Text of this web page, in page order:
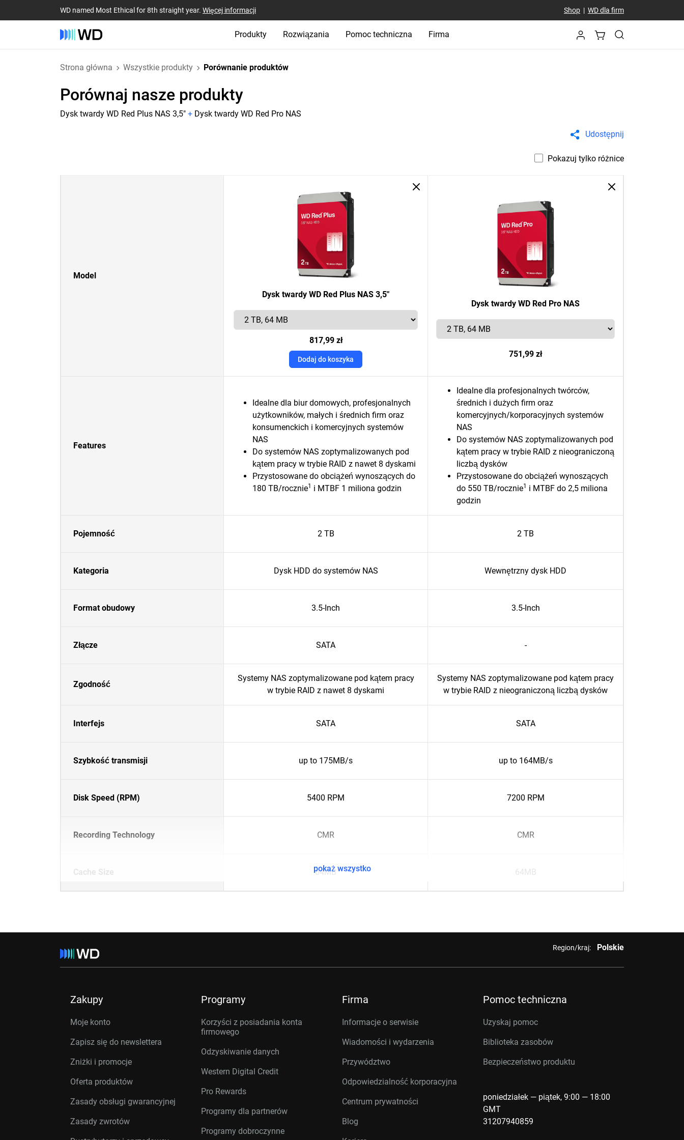
WD named Most Ethical for 8th straight year. Więcej informacji Shop| WD dla firm
Produkty Rozwiązania Pomoc techniczna Firma
Strona główna Wszystkie produkty Porównanie produktów
Porównaj nasze produkty
Dysk twardy WD Red Plus NAS 3,5" + Dysk twardy WD Red Pro NAS
Udostępnij
Pokazuj tylko różnice
Model
Dysk twardy WD Red Plus NAS 3,5"
817,99 zł
Dodaj do koszyka
Dysk twardy WD Red Pro NAS
751,99 zł
Features
Idealne dla biur domowych, profesjonalnych
użytkowników, małych i średnich firm oraz
konsumenckich i komercyjnych systemów
NAS
Do systemów NAS zoptymalizowanych pod
kątem pracy w trybie RAID z nawet 8 dyskami
Przystosowane do obciążeń wynoszących do
180 TB/rocznie1 i MTBF 1 miliona godzin
Idealne dla profesjonalnych twórców,
średnich i dużych firm oraz
komercyjnych/korporacyjnych systemów
NAS
Do systemów NAS zoptymalizowanych pod
kątem pracy w trybie RAID z nieograniczoną
liczbą dysków
Przystosowane do obciążeń wynoszących
do 550 TB/rocznie1 i MTBF do 2,5 miliona
godzin
Pojemność 2 TB 2 TB
Kategoria Dysk HDD do systemów NAS Wewnętrzny dysk HDD
Format obudowy 3.5-Inch 3.5-Inch
Złącze SATA -
Zgodność
Systemy NAS zoptymalizowane pod kątem pracy
w trybie RAID z nawet 8 dyskami
Systemy NAS zoptymalizowane pod kątem pracy
w trybie RAID z nieograniczoną liczbą dysków
Interfejs SATA SATA
Szybkość transmisji up to 175MB/s up to 164MB/s
Disk Speed (RPM) 5400 RPM 7200 RPM
Recording Technology CMR CMR
Cache Size 64MB 64MB
pokaż wszystko
Region/kraj: Polskie
Zakupy
Moje konto
Zapisz się do newslettera
Zniżki i promocje
Oferta produktów
Zasady obsługi gwarancyjnej
Zasady zwrotów
Programy
Korzyści z posiadania konta
firmowego
Odzyskiwanie danych
Western Digital Credit
Pro Rewards
Programy dla partnerów
Programy dobroczynne
Firma
Informacje o serwisie
Wiadomości i wydarzenia
Przywództwo
Odpowiedzialność korporacyjna
Centrum prywatności
Blog
Pomoc techniczna
Uzyskaj pomoc
Biblioteka zasobów
Bezpieczeństwo produktu
poniedziałek — piątek, 9:00 — 18:00
GMT
31207940859